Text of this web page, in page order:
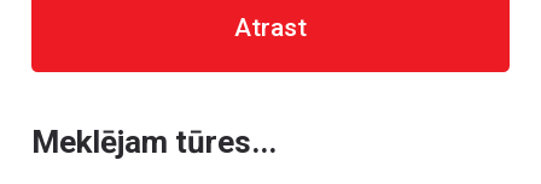
Atrast
Meklējam tūres...